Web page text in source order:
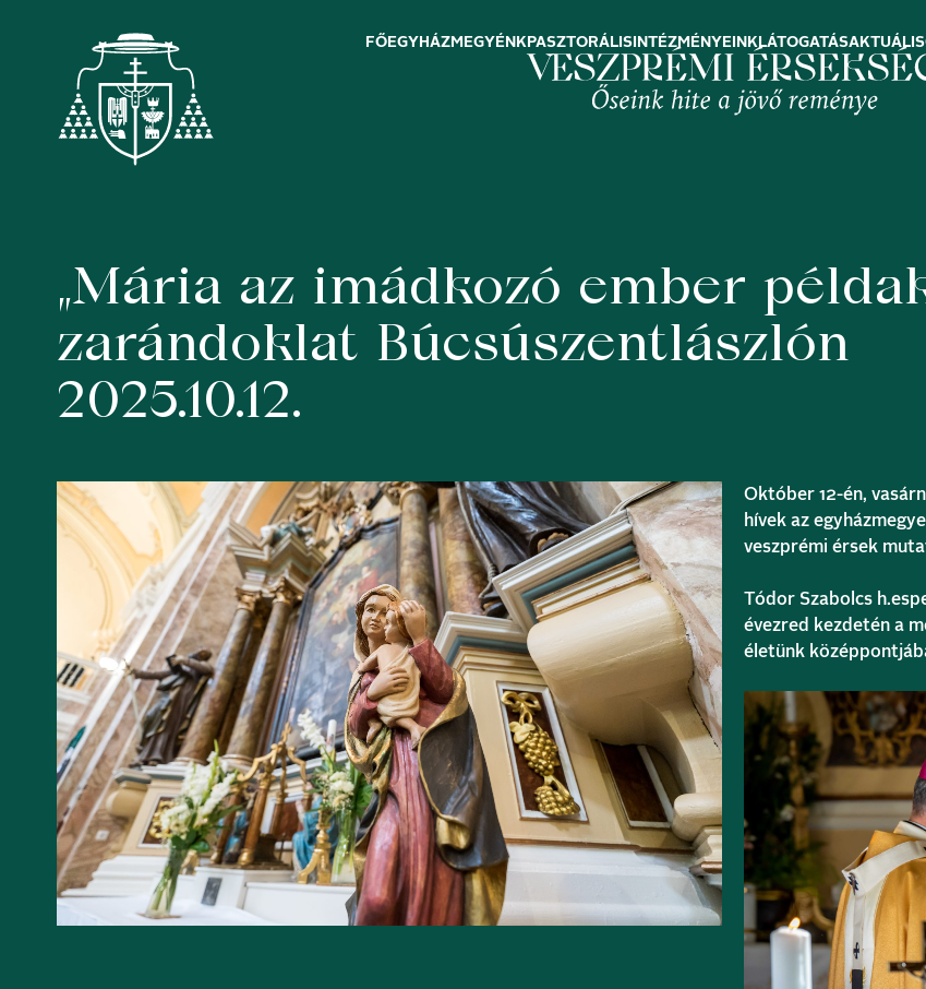
content
FŐEGYHÁZMEGYÉNK PASZTORÁLIS INTÉZMÉNYEINK LÁTOGATÁSAKTUÁLIS
„Mária az imádkozó ember
zarándoklat Búcsúszentlászlón
2025.10.12.
Október 12-én,
hívek az
veszprémi érsek
Tódor Szabolcs
évezred kezdetén a
életünk